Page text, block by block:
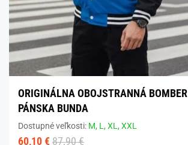
ORIGINÁLNA OBOJSTRANNÁ BOMBER
PÁNSKA BUNDA
Dostupné veľkosti: M, L,XL,XXL
60,10 € 87,90 €